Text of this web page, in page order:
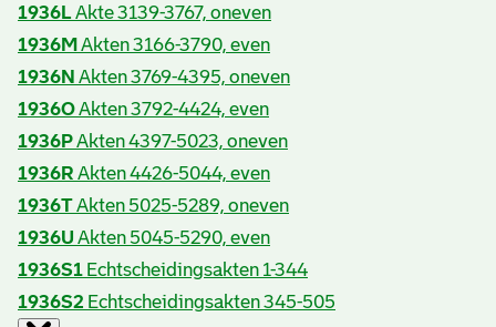
1936LAkte 3139-3767, oneven
1936MAkten 3166-3790, even
1936N Akten 3769-4395, oneven
1936OAkten 3792-4424, even
1936PAkten 4397-5023, oneven
1936R Akten 4426-5044, even
1936TAkten 5025-5289, oneven
1936U Akten 5045-5290, even
1936S1 Echtscheidingsakten 1-344
1936S2 Echtscheidingsakten 345-505